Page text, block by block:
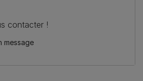
contacter !
message